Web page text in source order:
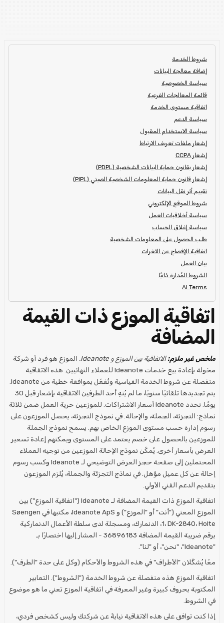
شروط الخدمة
إضافة معالجة البيانات
سياسة الخصوصية
قائمة المعالجات الفرعية
اتفاقية مستوى الخدمة
سياسة الدعم
سياسة الاستخدام المقبول
إشعار ملفات تعريف الارتباط
إشعار CCPA
إشعار بقانون حماية البيانات الشخصية (PDPL)
إشعار قانون حماية المعلومات الشخصية الصيني (PIPL)
تقييم أثر نقل البيانات
شروط الموقع الإلكتروني
سياسة أخلاقيات العمل
سياسة إغلاق الحساب
طلب الحصول على المعلومات الشخصية
اتفاقية الإفصاح عن الثغرات
بيان العمل
الشروط المُدارة ذاتيًا
AI Terms
اتفاقية الموزع ذات القيمة
المضافة
ملخص غير ملزم:الاتفاقية بين الموزع و Ideanote.
الموزع هو فرد أو شركة
مخولة بإعادة بيع خدمات Ideanote للعملاء النهائيين. هذه الاتفاقية
يتم تجديدها تلقائيًا سنويًا، ما لم يُنهِ أحد الطرفين الاتفاقية بإشعار قبل 30
يومًا. تحدد Ideanote أسعار الاشتراكات. للموزعين حرية العمل ضمن ثلاثة
نماذج: التجزئة، الجملة، والإحالة. في نموذج التجزئة، يحصل الموزعون على
رسوم إدارة حسب مستوى الموزع الخاص بهم. يسمح نموذج الجملة
للموزعين بالحصول على خصم يعتمد على المستوى ويمكنهم إعادة تسعير
العرض بأسعار أخرى. يُمكّن نموذج الإحالة الموزعين من توجيه العملاء
المحتملين إلى صفحة حجز العرض التوضيحي لـ Ideanote وكسب رسوم
إحالة عن كل عميل مؤهل. في نماذج التجزئة والجملة، يُلزم الموزعون
بتقديم الدعم الفني الأولي.
اتفاقية الموزع ذات القيمة المضافة لـ Ideanote ("اتفاقية الموزع") بين
الموزع المعني ("أنت" أو "الموزع") و Ideanote ApS، مكتبها في Søengen
1، DK-2840، Holte، الدنمارك، ومسجلة لدى سلطة الأعمال الدنماركية
برقم ضريبة القيمة المضافة 36896183 - المشار إليها اختصارًا بـ
"Ideanote"، "نحن"، أو "لنا".
معًا يُشكِّلان "الأطراف" في هذه الشروط والأحكام (وكل على حدة "الطرف").
اتفاقية الموزع هذه منفصلة عن شروط الخدمة ("الشروط"). التعابير
المكتوبة بحروف كبيرة وغير المعرفة في اتفاقية الموزع تعني ما هو موضوع
في الشروط.
إذا كنت توافق على هذه الاتفاقية نيابةً عن شركتك وليس كشخص فردي،